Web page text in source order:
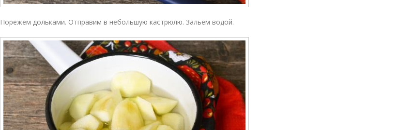
Порежем дольками. Отправим в небольшую кастрюлю. Зальем водой.